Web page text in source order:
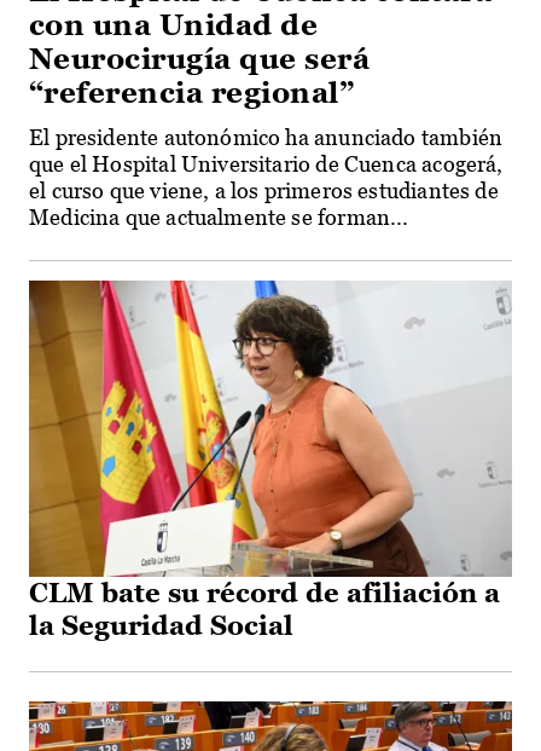
con una Unidad de
Neurocirugía que será
“referencia regional”
El presidente autonómico ha anunciado también
que el Hospital Universitario de Cuenca acogerá,
el curso que viene, a los primeros estudiantes de
Medicina que actualmente se forman...
CLM bate su récord de afiliación a
la Seguridad Social